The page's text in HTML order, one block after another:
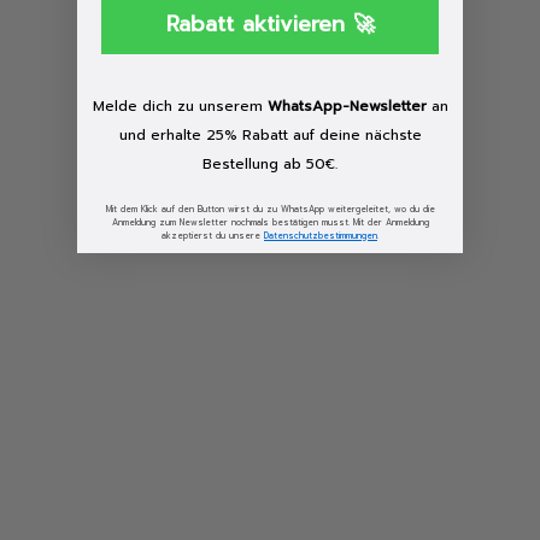
browser console for more information)
Rabatt aktivieren 🚀
Melde dich zu unserem WhatsApp-Newsletteran
und erhalte 25% Rabatt auf deine nächste
Bestellung ab 50€.
Mit dem Klick auf den Button wirst du zu WhatsApp weitergeleitet, wo du die
Anmeldung zum Newsletter nochmals bestätigen musst. Mit der Anmeldung
akzeptierst du unsere Datenschutzbestimmungen.